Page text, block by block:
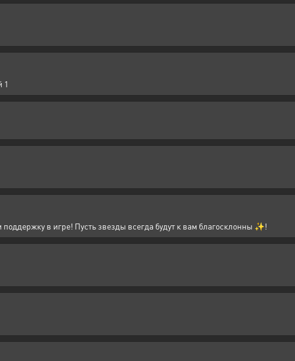
1
в игре! Пусть звезды всегда будут к вам благосклонны ✨!